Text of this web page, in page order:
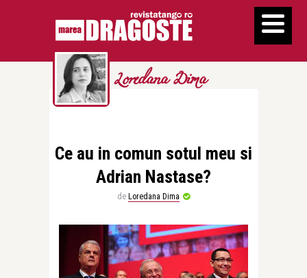
Loredana Dima
Ce au in comun sotul meu si
Adrian Nastase?
de Loredana Dima